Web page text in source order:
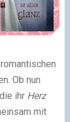
Ob nun
ihr Herz
mit